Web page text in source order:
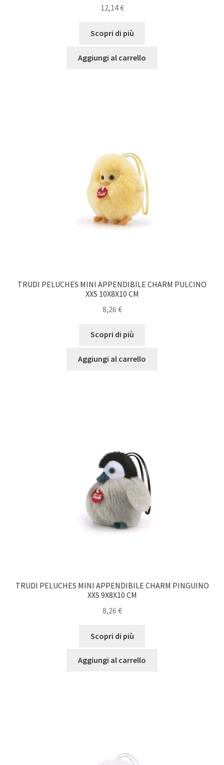
12,14€
Scopri di più
Aggiungi al carrello
TRUDI PELUCHES MINI APPENDIBILE CHARM PULCINO
XXS 10X8X10 CM
8,26 €
Scopri di più
Aggiungi al carrello
TRUDI PELUCHES MINI APPENDIBILE CHARM PINGUINO
XXS 9X8X10 CM
8,26 €
Scopri di più
Aggiungi al carrello